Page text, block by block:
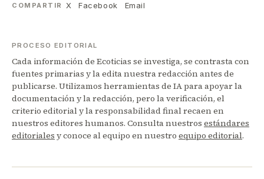
COMPARTIR X Facebook Email
PROCESO EDITORIAL
Cada información de Ecoticias se investiga, se contrasta con
fuentes primarias y la edita nuestra redacción antes de
publicarse. Utilizamos herramientas de IA para apoyar la
documentación y la redacción, pero la verificación, el
criterio editorial y la responsabilidad final recaen en
nuestros editores humanos. Consulta nuestros estándares
editoriales y conoce al equipo en nuestro equipo editorial.